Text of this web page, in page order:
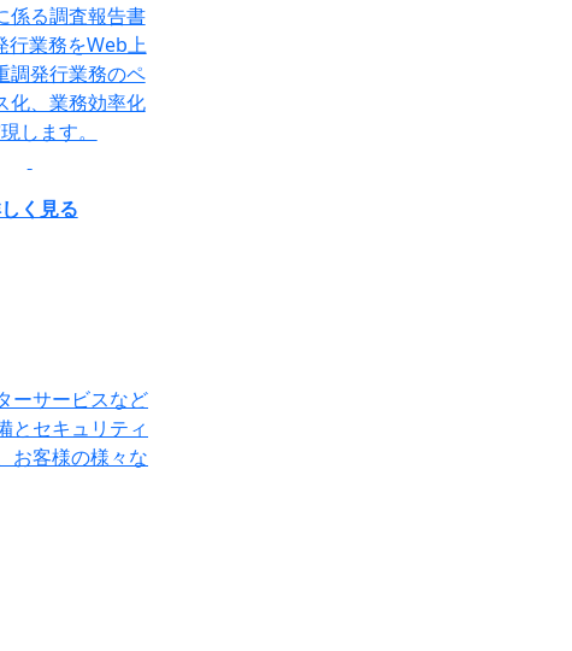
係る調査報告書
行業務をWeb上
調発行業務のペ
化、業務効率化
します。
く見る
ーサービスなど
とセキュリティ
お客様の様々な